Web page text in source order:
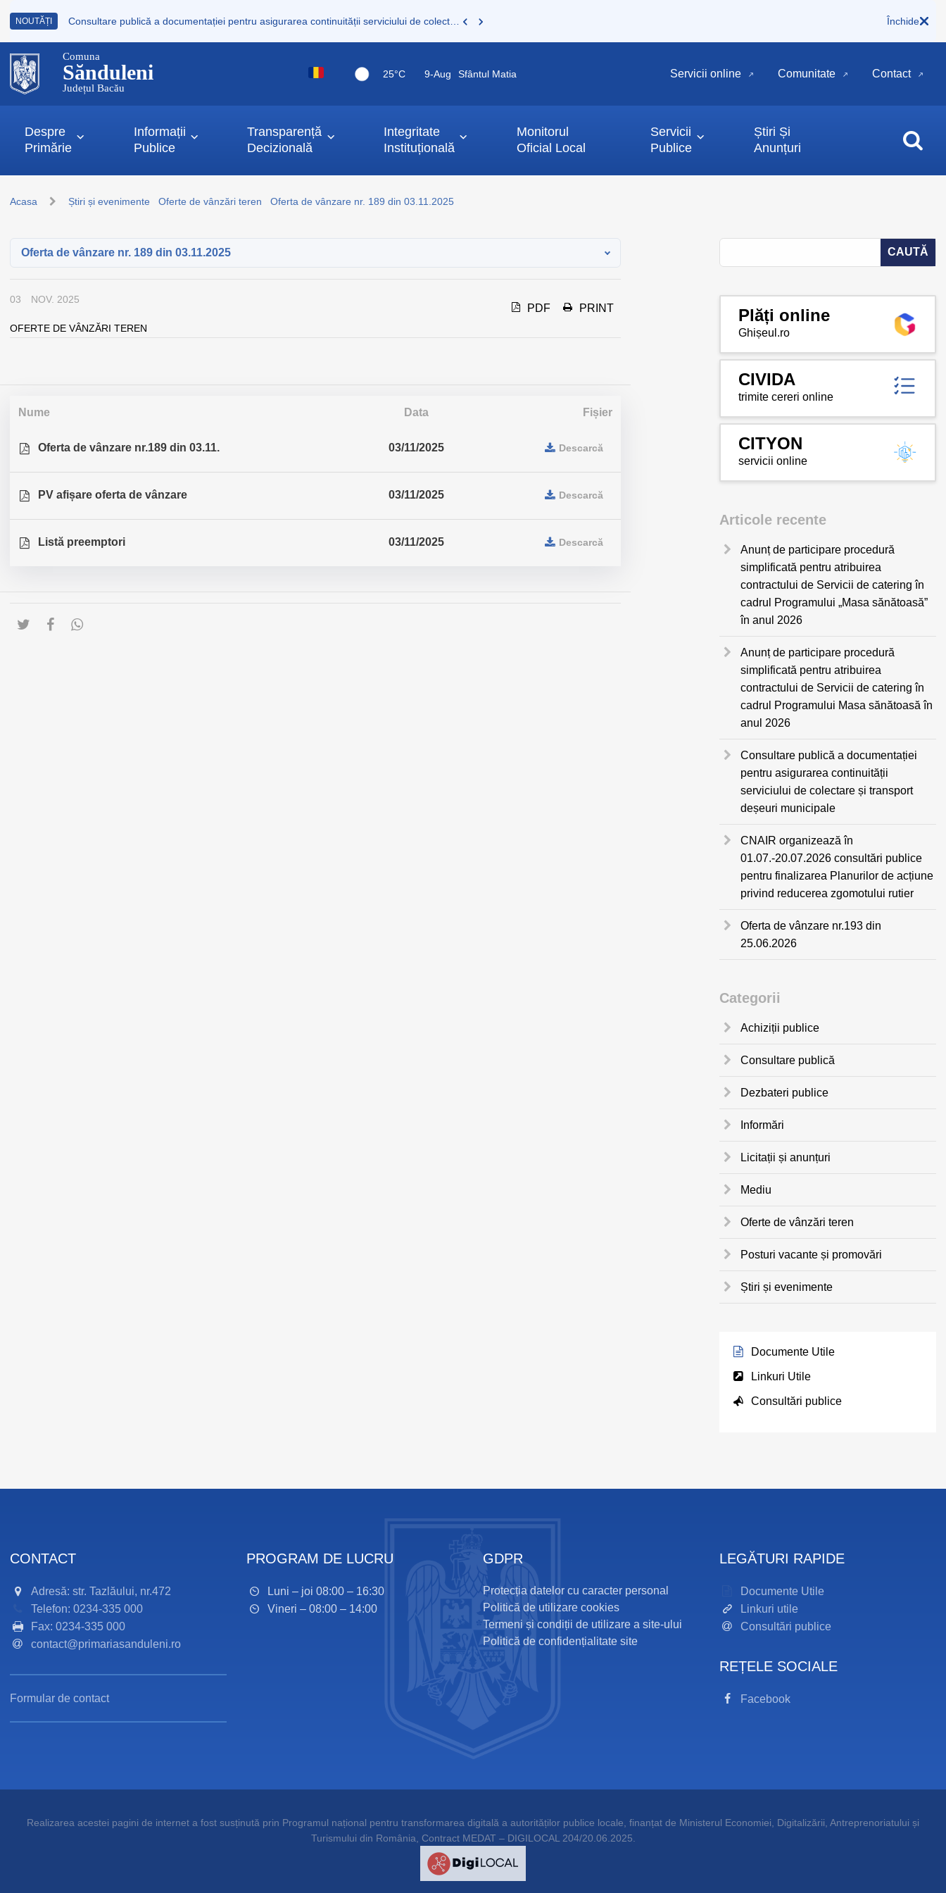
NOUTĂȚI Închide
Comuna
Sănduleni
Județul Bacău
25°C 9-Aug Sfântul Matia Servicii online Comunitate Contact
Despre
Primărie
Informații
Publice
Transparență
Decizională
Integritate
Instituțională
Monitorul
Oficial Local
Servicii
Publice
Știri Și
Anunțuri
Acasa Știri și evenimente Oferte de vânzări teren Oferta de vânzare nr. 189 din 03.11.2025
Oferta de vânzare nr. 189 din 03.11.2025
03 NOV. 2025
OFERTE DE VÂNZĂRI TEREN
PDF PRINT
Nume Data Fișier
Oferta de vânzare nr.189 din 03.11. 03/11/2025 Descarcă
PV afișare oferta de vânzare 03/11/2025 Descarcă
Listă preemptori 03/11/2025 Descarcă
Plăți online
Ghișeul.ro
CIVIDA
trimite cereri online
CITYON
servicii online
Articole recente
Anunț de participare procedură
simplificată pentru atribuirea
contractului de Servicii de catering în
cadrul Programului „Masa sănătoasă”
în anul 2026
Anunț de participare procedură
simplificată pentru atribuirea
contractului de Servicii de catering în
cadrul Programului Masa sănătoasă în
anul 2026
Consultare publică a documentației
pentru asigurarea continuității
serviciului de colectare și transport
deșeuri municipale
CNAIR organizează în
01.07.-20.07.2026 consultări publice
pentru finalizarea Planurilor de acțiune
privind reducerea zgomotului rutier
Oferta de vânzare nr.193 din
25.06.2026
Categorii
Achiziții publice
Consultare publică
Dezbateri publice
Informări
Licitații și anunțuri
Mediu
Oferte de vânzări teren
Posturi vacante și promovări
Știri și evenimente
Documente Utile
Linkuri Utile
Consultări publice
CONTACT
Adresă: str. Tazlăului, nr.472
Telefon: 0234-335 000
Fax: 0234-335 000
contact@primariasanduleni.ro
Formular de contact
PROGRAM DE LUCRU
Luni – joi 08:00 – 16:30
Vineri – 08:00 – 14:00
GDPR
Protecția datelor cu caracter personal
Politică de utilizare cookies
Termeni și condiții de utilizare a site-ului
Politică de confidențialitate site
LEGĂTURI RAPIDE
Documente Utile
Linkuri utile
Consultări publice
REȚELE SOCIALE
Facebook
Realizarea acestei pagini de internet a fost susținută prin Programul național pentru transformarea digitală a autorităților publice locale, finanțat de Ministerul Economiei, Digitalizării, Antreprenoriatului și
Turismului din România, Contract MEDAT – DIGILOCAL 204/20.06.2025.